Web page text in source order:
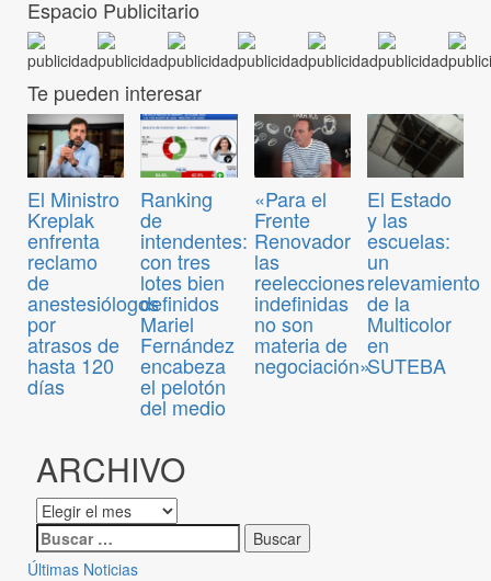
Espacio Publicitario
Te pueden interesar
El Ministro
Kreplak
enfrenta
reclamo
de
anestesiólogos
por
atrasos de
hasta 120
días
Ranking
de
intendentes:
con tres
lotes bien
definidos
Mariel
Fernández
encabeza
el pelotón
del medio
«Para el
Frente
Renovador
las
reelecciones
indefinidas
no son
materia de
negociación»
El Estado
y las
escuelas:
un
relevamiento
de la
Multicolor
en
SUTEBA
ARCHIVO
Últimas Noticias